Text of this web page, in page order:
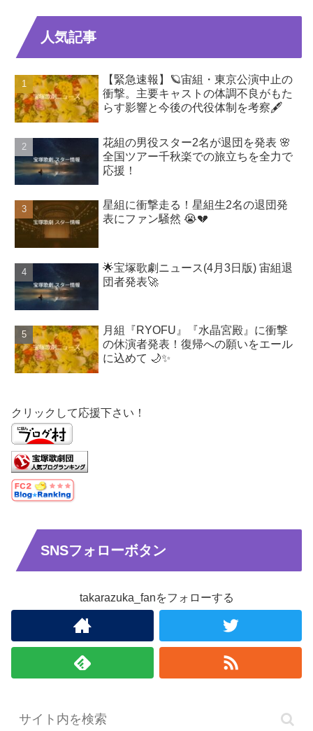
人気記事
【緊急速報】🪐宙組・東京公演中止の
衝撃。主要キャストの体調不良がもた
らす影響と今後の代役体制を考察🖋️
花組の男役スター2名が退団を発表 🌸
全国ツアー千秋楽での旅立ちを全力で
応援！
星組に衝撃走る！星組生2名の退団発
表にファン騒然 😭💔
🌟宝塚歌劇ニュース(4月3日版) 宙組退
団者発表🚀
月組『RYOFU』『水晶宮殿』に衝撃
の休演者発表！復帰への願いをエール
に込めて 🌙✨
クリックして応援下さい！
SNSフォローボタン
takarazuka_fanをフォローする